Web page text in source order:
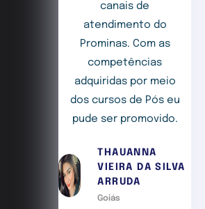
canais de
atendimento do
Prominas. Com as
competências
adquiridas por meio
dos cursos de Pós eu
pude ser promovido.
THAUANNA
VIEIRA DA SILVA
ARRUDA
Goiás